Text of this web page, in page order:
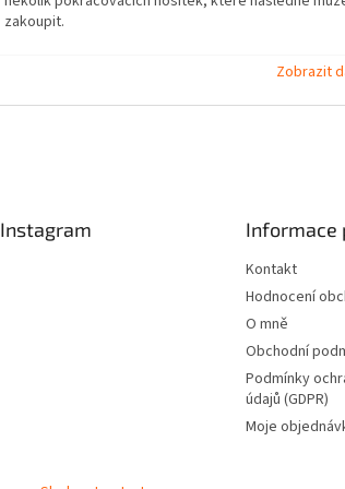
zakoupit.
Zobrazit
Instagram Informace
Kontakt
Hodnocení
O mně
Obchodní
Podmínky
údajů (GDPR)
Moje